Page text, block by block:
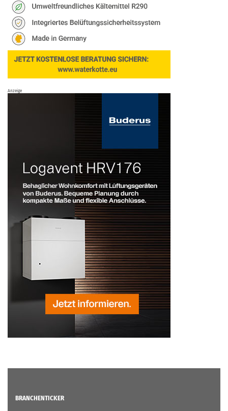
Anzeige
BRANCHENTICKER